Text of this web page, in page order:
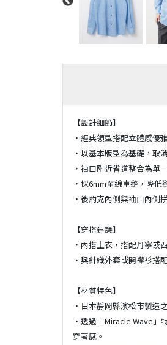
【設計細節】
・經典領型搭配立體感優
・以基本版型為基礎，取
・袖口附近省道整合為單
・採6mm單線車縫，降低
・後約克內側與袖口內側
【穿搭建議】
・內搭上衣，搭配丹寧或
・與針織外套或開襟衫搭
【材質特色】
・日本靜岡縣濱松市製造
・透過「Miracle Wave」
穿著感。